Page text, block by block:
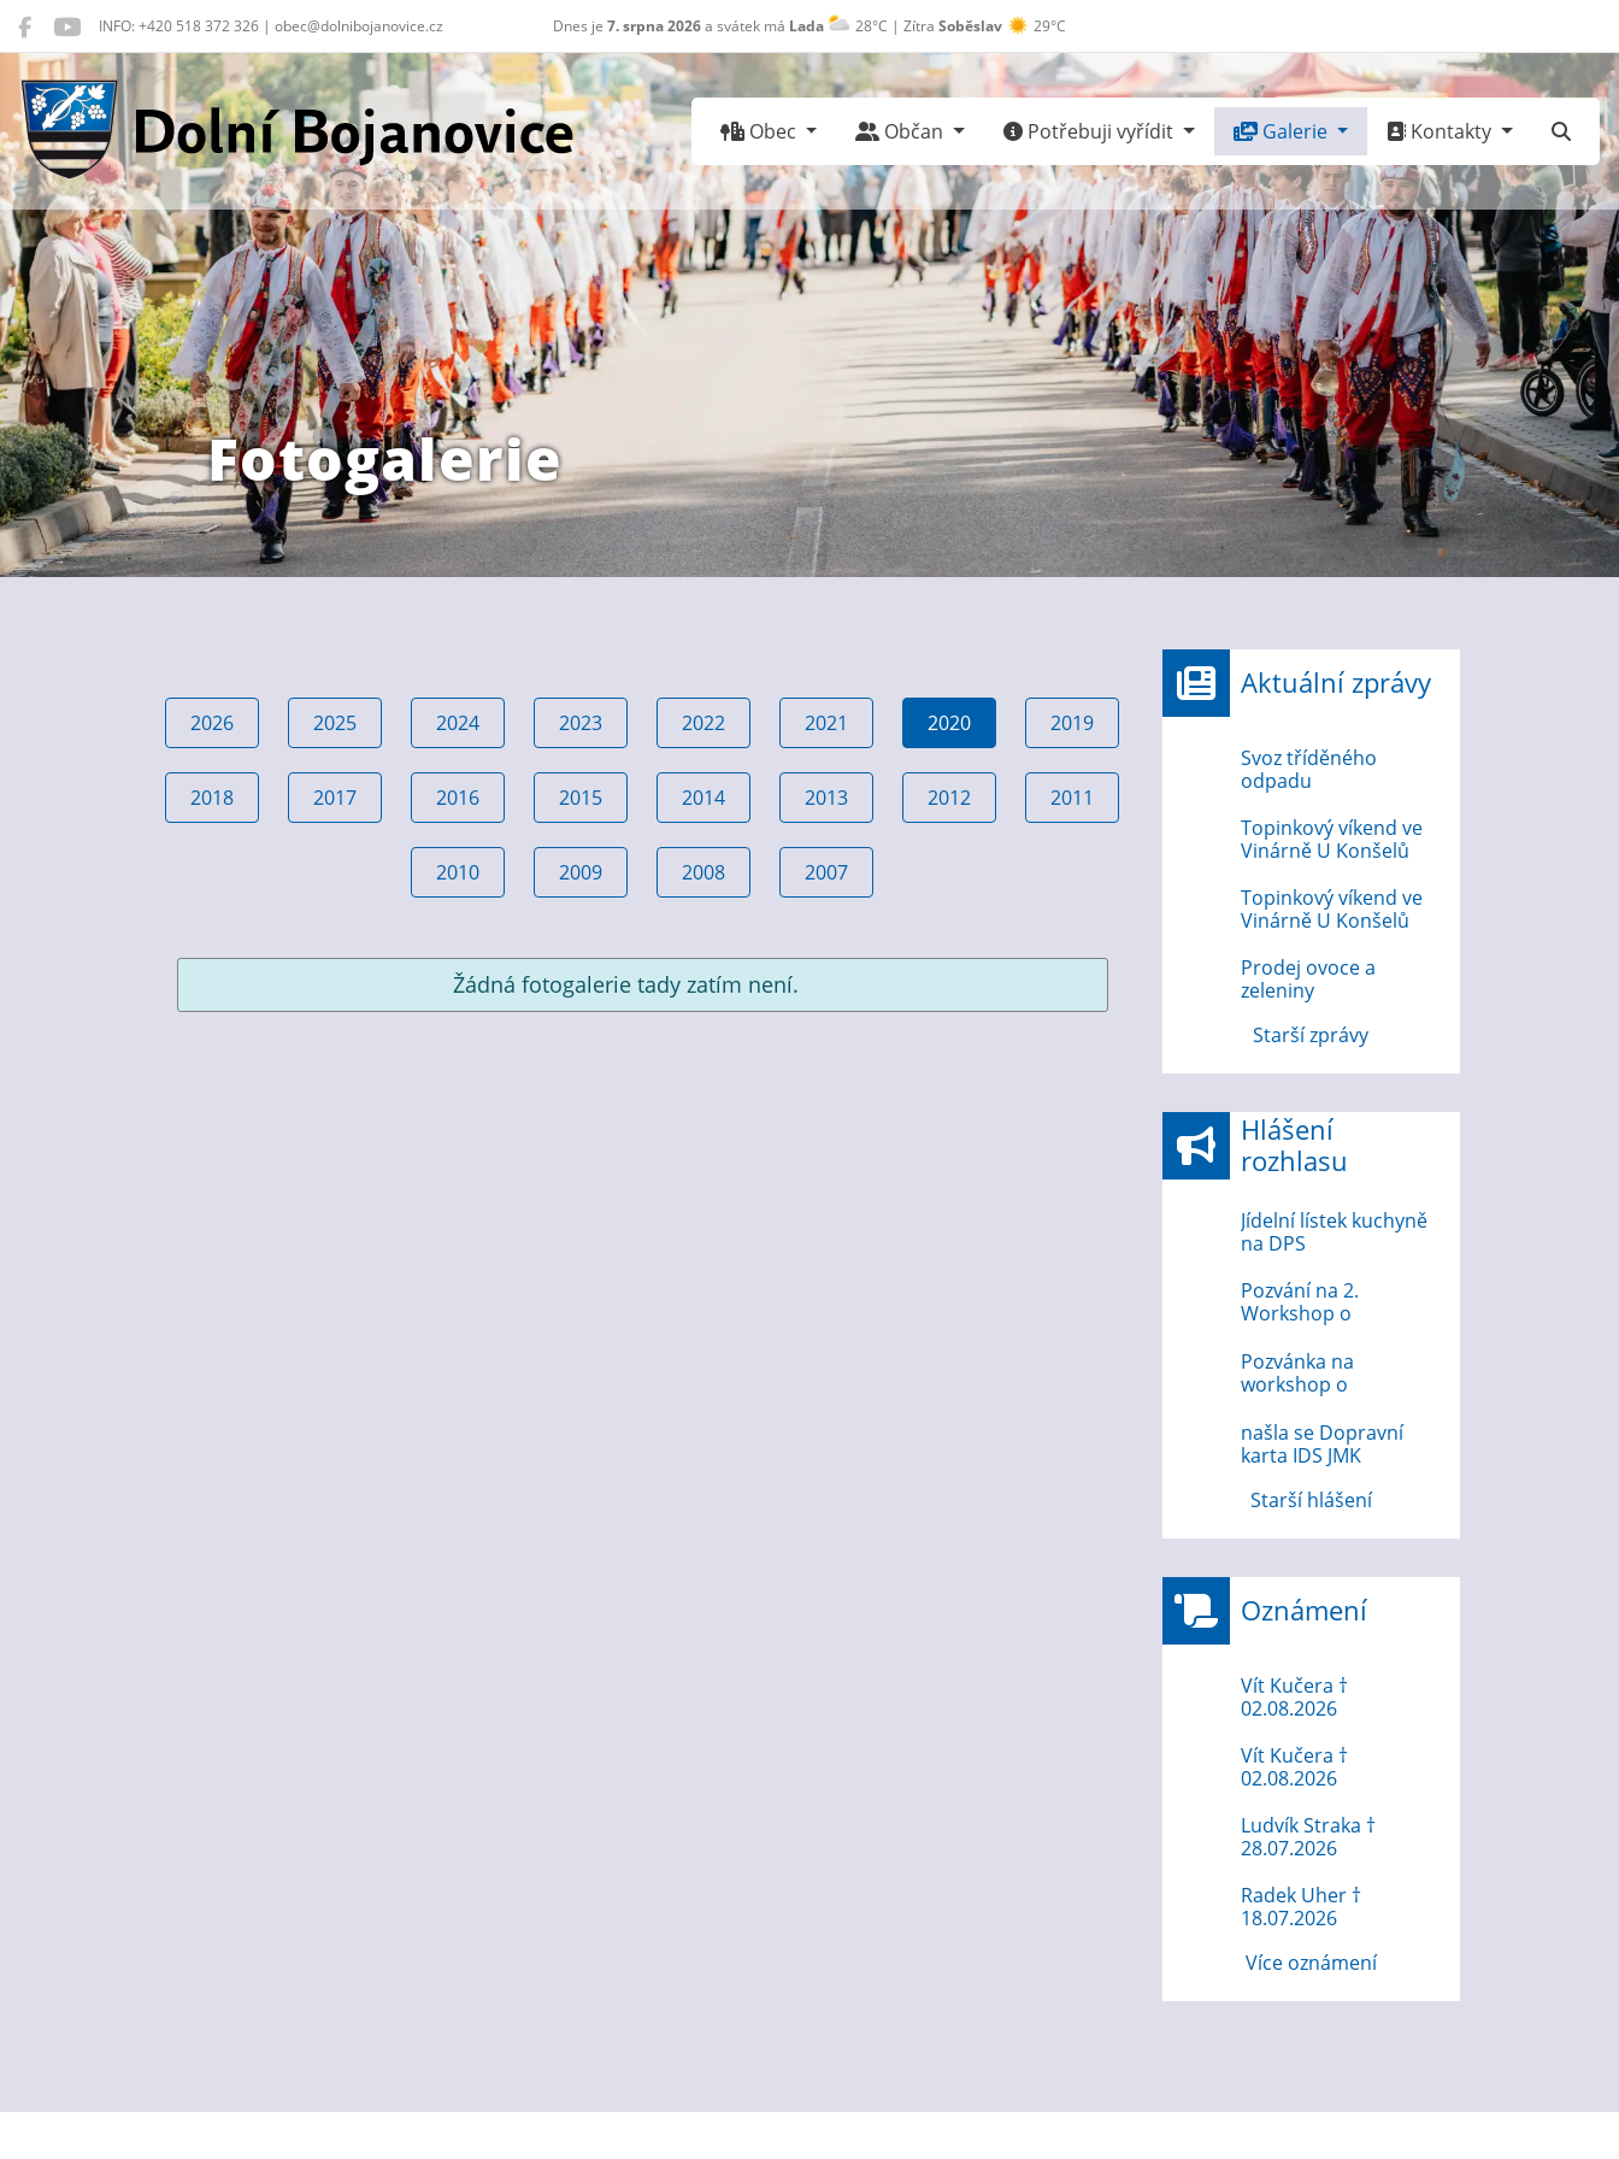
INFO: +420 518 372 326 | obec@dolnibojanovice.cz Dnes je 7. srpna 2026a svátek má Lada 28°C | Zítra Soběslav 29°C
Dolní Bojanovice
Obec Občan Potřebuji vyřídit Galerie Kontakty
Fotogalerie
2026 2025 2024 2023 2022 2021 2020 2019
2018 2017 2016 2015 2014 2013 2012 2011
2010 2009 2008 2007
Žádná fotogalerie tady zatím není.
Aktuální zprávy
Svoz tříděného
odpadu
Topinkový víkend ve
Vinárně U Konšelů
Topinkový víkend ve
Vinárně U Konšelů
Prodej ovoce a
zeleniny
Starší zprávy
Hlášení
rozhlasu
Jídelní lístek kuchyně
na DPS
Pozvání na 2.
Workshop o
internetu
Pozvánka na
workshop o
internetu 12.8.2026
našla se Dopravní
karta IDS JMK
Starší hlášení
Oznámení
Vít Kučera †
02.08.2026
Vít Kučera †
02.08.2026
Ludvík Straka †
28.07.2026
Radek Uher †
18.07.2026
Více oznámení